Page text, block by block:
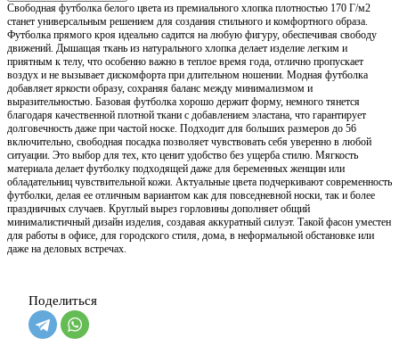
Свободная футболка белого цвета из премиального хлопка плотностью 170 Г/м2
станет универсальным решением для создания стильного и комфортного образа.
Футболка прямого кроя идеально садится на любую фигуру, обеспечивая свободу
движений. Дышащая ткань из натурального хлопка делает изделие легким и
приятным к телу, что особенно важно в теплое время года, отлично пропускает
воздух и не вызывает дискомфорта при длительном ношении. Модная футболка
добавляет яркости образу, сохраняя баланс между минимализмом и
выразительностью. Базовая футболка хорошо держит форму, немного тянется
благодаря качественной плотной ткани с добавлением эластана, что гарантирует
долговечность даже при частой носке. Подходит для больших размеров до 56
включительно, свободная посадка позволяет чувствовать себя уверенно в любой
ситуации. Это выбор для тех, кто ценит удобство без ущерба стилю. Мягкость
материала делает футболку подходящей даже для беременных женщин или
обладательниц чувствительной кожи. Актуальные цвета подчеркивают современность
футболки, делая ее отличным вариантом как для повседневной носки, так и более
праздничных случаев. Круглый вырез горловины дополняет общий
минималистичный дизайн изделия, создавая аккуратный силуэт. Такой фасон уместен
для работы в офисе, для городского стиля, дома, в неформальной обстановке или
даже на деловых встречах.
Поделиться